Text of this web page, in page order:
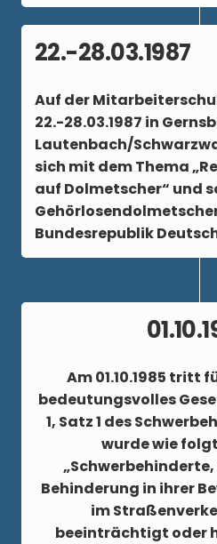
22.-28.03.1987
Auf der
22.-28.03.1987 in
Lautenbach/
sich mit dem Thema
auf Dolmetscher“ und
Bundesrepublik
Am01.10.1985 tritt
bedeutungsvolles
1, Satz 1 des
wurde wie
Behinderung in ihrer
im
beeinträchtigt oder